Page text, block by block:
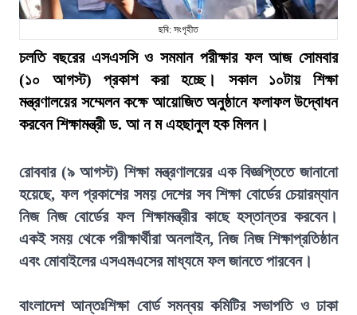
ছবি: সংগৃহীত
চলতি বছরের এসএসসি ও সমমান পরীক্ষার ফল আজ সোমবার
(১০ আগস্ট) প্রকাশ করা হচ্ছে। সকাল ১০টায় শিক্ষা
মন্ত্রণালয়ের সম্মেলন কক্ষে আয়োজিত অনুষ্ঠানে ফলাফল উদ্বোধন
করবেন শিক্ষামন্ত্রী ড. আ ন ম এহছানুল হক মিলন।
রোববার (৯ আগস্ট) শিক্ষা মন্ত্রণালয়ের এক বিজ্ঞপ্তিতে জানানো
হয়েছে, ফল প্রকাশের সময় দেশের সব শিক্ষা বোর্ডের চেয়ারম্যান
নিজ নিজ বোর্ডের ফল শিক্ষামন্ত্রীর কাছে হস্তান্তর করবেন।
একই সময় থেকে পরীক্ষার্থীরা অনলাইন, নিজ নিজ শিক্ষাপ্রতিষ্ঠান
এবং মোবাইলের এসএমএসের মাধ্যমে ফল জানতে পারবেন।
বাংলাদেশ আন্তঃশিক্ষা বোর্ড সমন্বয় কমিটির সভাপতি ও ঢাকা